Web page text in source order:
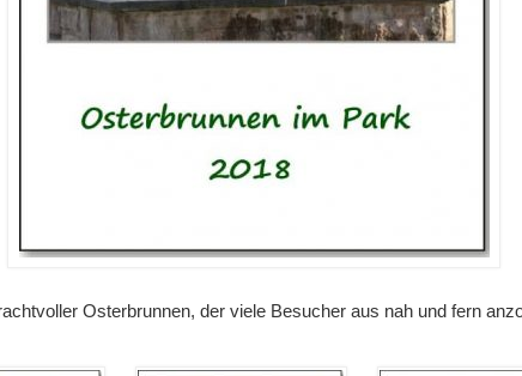
Osterbrunnen, der viele Besucher aus nah und fern